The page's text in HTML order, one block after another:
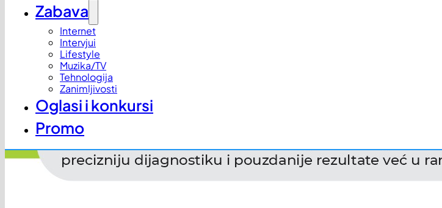
Zabava
Internet
Intervjui
Lifestyle
Muzika/TV
Tehnologija
Zanimljivosti
Oglasi i konkursi
Promo